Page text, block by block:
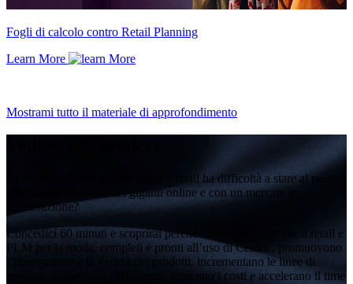
Fogli di calcolo contro Retail Planning
Learn More
Mostrami tutto il materiale di approfondimento
La tua azienda nel settore moda e retail ha difficoltà a stare al passo
con la proliferazione dei giganti online e con un mercato in
accelerazione?
Concedici 60 minuti e scoprirai perché i software PLM per il retail e
PLM per la moda, completi e pronti all’uso di Centric, promuovono
l’innovazione e la varietà dei prodotti, incrementano le linee di
prodotti, aumentano l’efficienza, riducono i costi e accelerano il time